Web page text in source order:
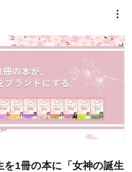
を1冊の本に「女神の誕生